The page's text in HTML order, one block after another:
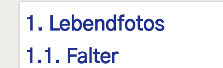
1. Lebendfotos
1.1. Falter